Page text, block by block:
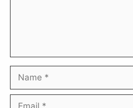
Name
Email